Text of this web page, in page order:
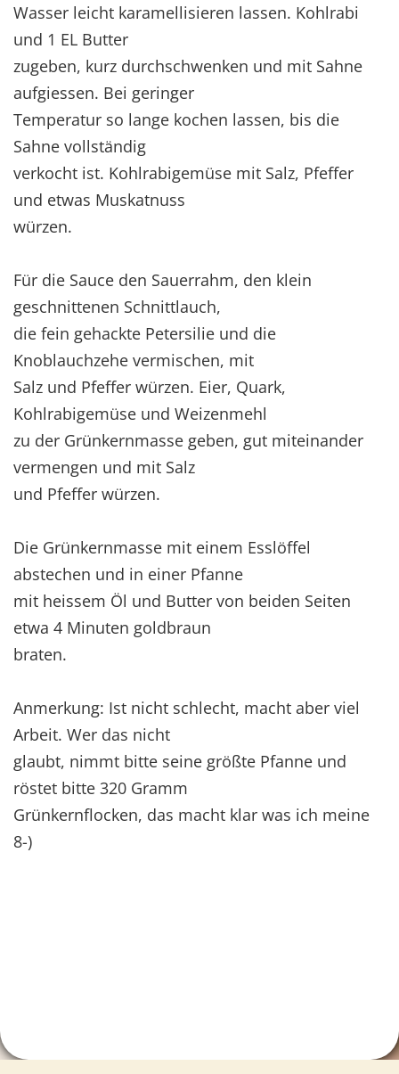
Wasser leicht karamellisieren lassen. Kohlrabi
und 1 EL Butter
zugeben, kurz durchschwenken und mit Sahne
aufgiessen. Bei geringer
Temperatur so lange kochen lassen, bis die
Sahne vollständig
verkocht ist. Kohlrabigemüse mit Salz, Pfeffer
und etwas Muskatnuss
würzen.
Für die Sauce den Sauerrahm, den klein
geschnittenen Schnittlauch,
die fein gehackte Petersilie und die
Knoblauchzehe vermischen, mit
Salz und Pfeffer würzen. Eier, Quark,
Kohlrabigemüse und Weizenmehl
zu der Grünkernmasse geben, gut miteinander
vermengen und mit Salz
und Pfeffer würzen.
Die Grünkernmasse mit einem Esslöffel
abstechen und in einer Pfanne
mit heissem Öl und Butter von beiden Seiten
etwa 4 Minuten goldbraun
braten.
Anmerkung: Ist nicht schlecht, macht aber viel
Arbeit. Wer das nicht
glaubt, nimmt bitte seine größte Pfanne und
röstet bitte 320 Gramm
Grünkernflocken, das macht klar was ich meine
8-)